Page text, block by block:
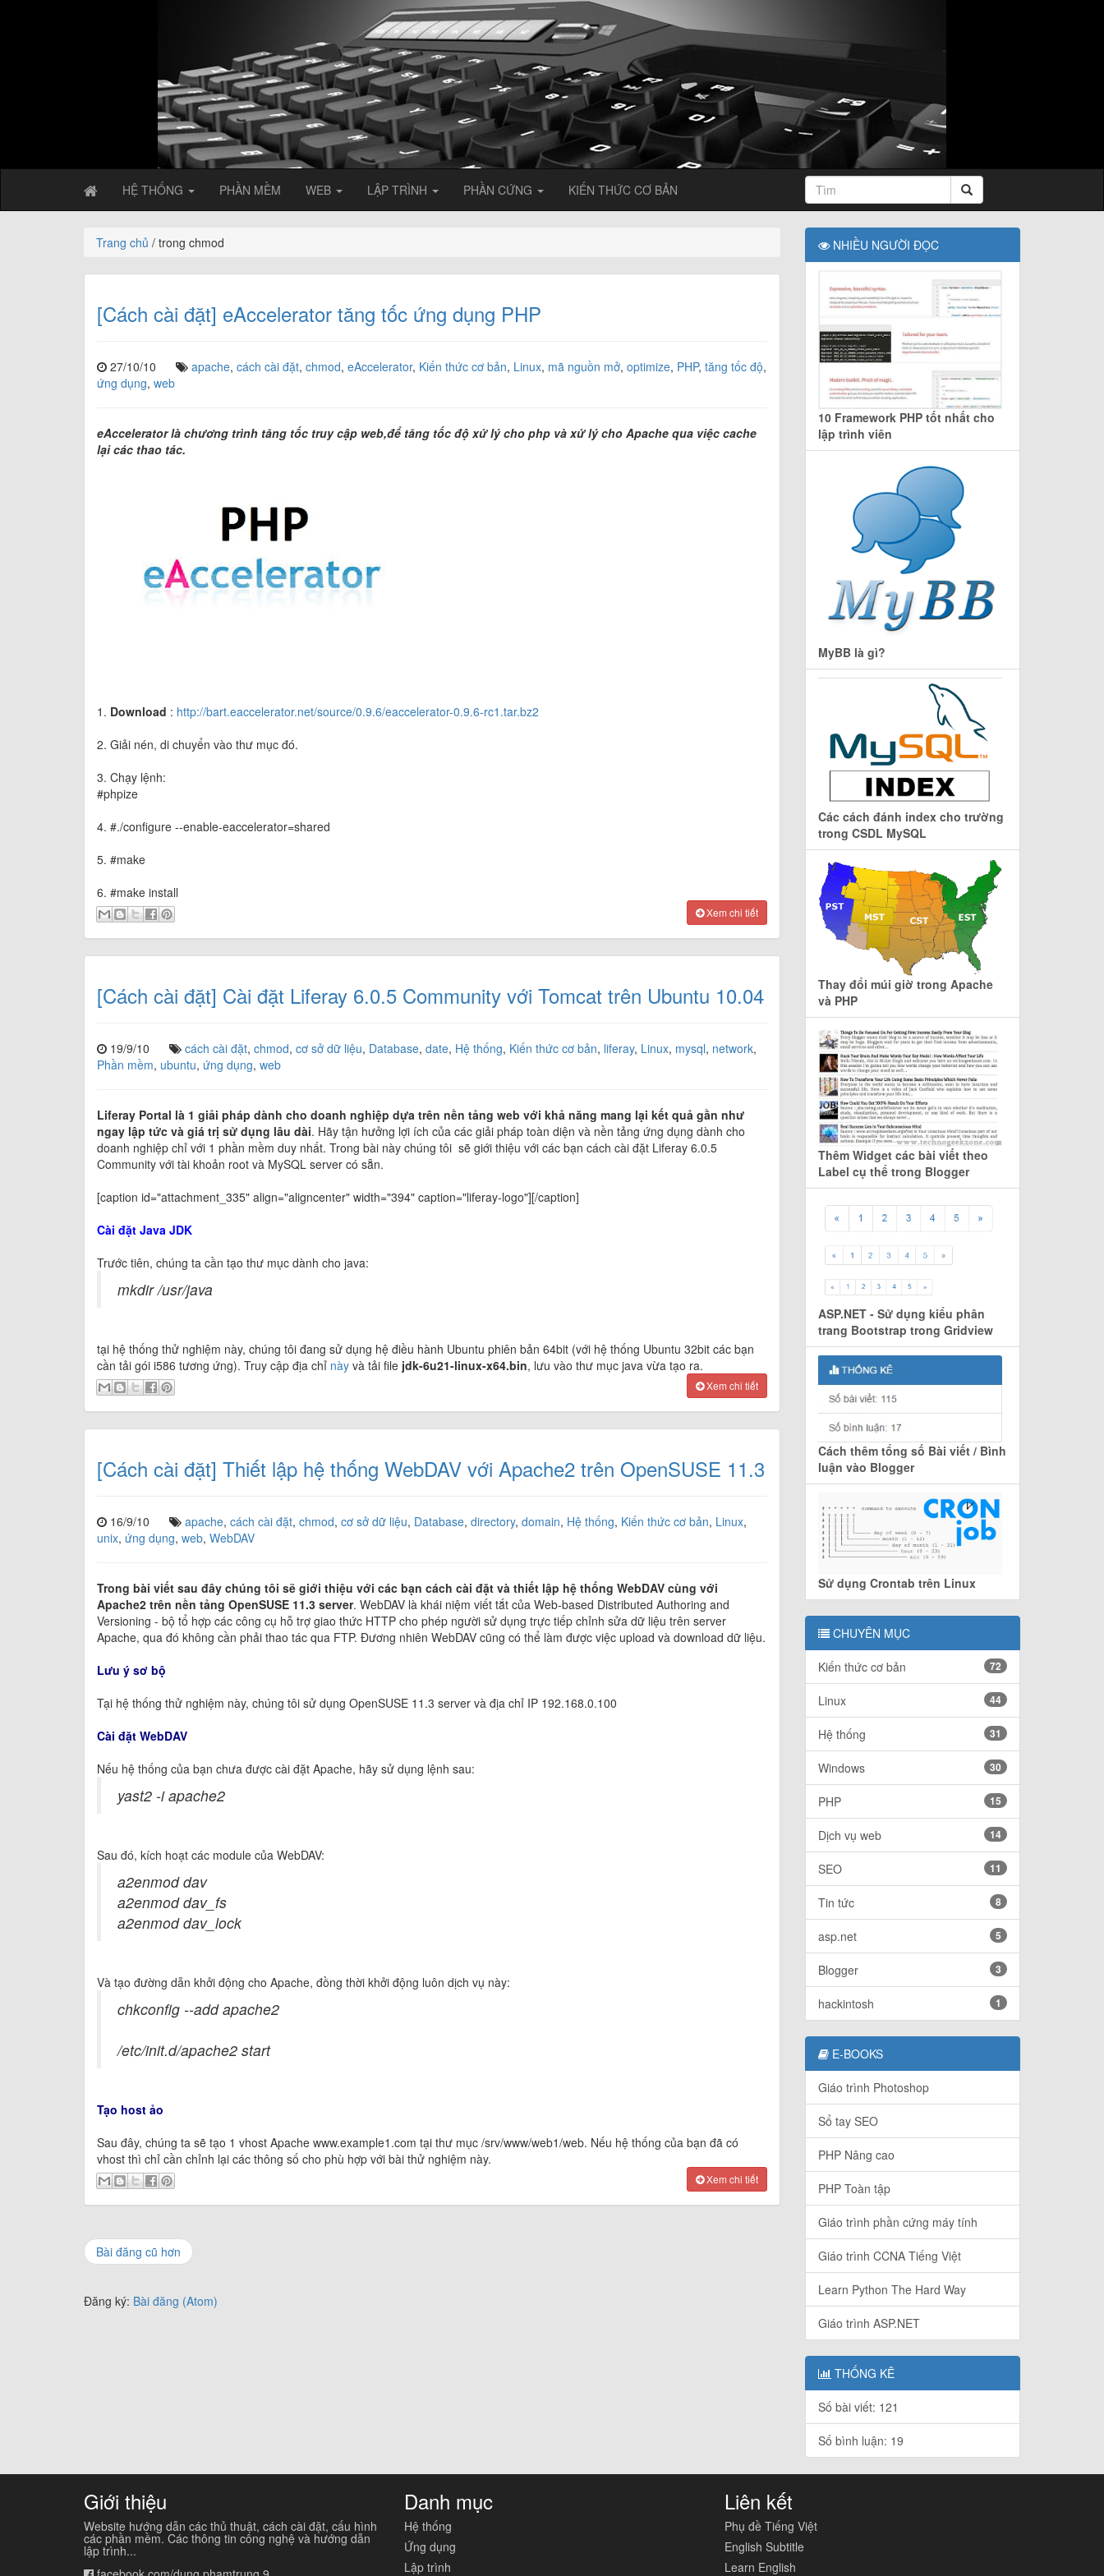
HỆ THỐNG PHẦN MỀM WEB LẬP TRÌNH PHẦN CỨNG KIẾN THỨC CƠ BẢN
Trang chủ / trong chmod
[Cách cài đặt] eAccelerator tăng tốc ứng dụng PHP
27/10/10 apache, cách cài đặt, chmod, eAccelerator, Kiến thức cơ bản, Linux, mã nguồn mở, optimize, PHP, tăng tốc độ,
ứng dụng, web
eAccelerator là chương trình tăng tốc truy cập web,để tăng tốc độ xử lý cho php và xử lý cho Apache qua việc cache
lại các thao tác.
1. Download : http://bart.eaccelerator.net/source/0.9.6/eaccelerator-0.9.6-rc1.tar.bz2
2. Giải nén, di chuyển vào thư mục đó.
3. Chạy lệnh:
#phpize
4. #./configure --enable-eaccelerator=shared
5. #make
6. #make install
Xem chi tiết
[Cách cài đặt] Cài đặt Liferay 6.0.5 Community với Tomcat trên Ubuntu 10.04
19/9/10 cách cài đặt, chmod, cơ sở dữ liệu, Database, date, Hệ thống, Kiến thức cơ bản, liferay, Linux, mysql, network,
Phần mềm, ubuntu, ứng dụng, web
Liferay Portal là 1 giải pháp dành cho doanh nghiệp dựa trên nền tảng web với khả năng mang lại kết quả gần như
ngay lập tức và giá trị sử dụng lâu dài. Hãy tận hưởng lợi ích của các giải pháp toàn diện và nền tảng ứng dụng dành cho
doanh nghiệp chỉ với 1 phần mềm duy nhất. Trong bài này chúng tôi sẽ giới thiệu với các bạn cách cài đặt Liferay 6.0.5
Community với tài khoản root và MySQL server có sẵn.
[caption id="attachment_335" align="aligncenter" width="394" caption="liferay-logo"][/caption]
Cài đặt Java JDK
Trước tiên, chúng ta cần tạo thư mục dành cho java:
mkdir /usr/java
tại hệ thống thử nghiệm này, chúng tôi đang sử dụng hệ điều hành Ubuntu phiên bản 64bit (với hệ thống Ubuntu 32bit các bạn
cần tải gói i586 tương ứng). Truy cập địa chỉ này và tải file jdk-6u21-linux-x64.bin, lưu vào thư mục java vừa tạo ra.
Xem chi tiết
[Cách cài đặt] Thiết lập hệ thống WebDAV với Apache2 trên OpenSUSE 11.3
16/9/10 apache, cách cài đặt, chmod, cơ sở dữ liệu, Database, directory, domain, Hệ thống, Kiến thức cơ bản, Linux,
unix, ứng dụng, web, WebDAV
Trong bài viết sau đây chúng tôi sẽ giới thiệu với các bạn cách cài đặt và thiết lập hệ thống WebDAV cùng với
Apache2 trên nền tảng OpenSUSE 11.3 server. WebDAV là khái niệm viết tắt của Web-based Distributed Authoring and
Versioning - bộ tổ hợp các công cụ hỗ trợ giao thức HTTP cho phép người sử dụng trực tiếp chỉnh sửa dữ liệu trên server
Apache, qua đó không cần phải thao tác qua FTP. Đương nhiên WebDAV cũng có thể làm được việc upload và download dữ liệu.
Lưu ý sơ bộ
Tại hệ thống thử nghiệm này, chúng tôi sử dụng OpenSUSE 11.3 server và địa chỉ IP 192.168.0.100
Cài đặt WebDAV
Nếu hệ thống của bạn chưa được cài đặt Apache, hãy sử dụng lệnh sau:
yast2 -i apache2
Sau đó, kích hoạt các module của WebDAV:
a2enmod dav
a2enmod dav_fs
a2enmod dav_lock
Và tạo đường dẫn khởi động cho Apache, đồng thời khởi động luôn dịch vụ này:
chkconfig --add apache2
/etc/init.d/apache2 start
Tạo host ảo
Sau đây, chúng ta sẽ tạo 1 vhost Apache www.example1.com tại thư mục /srv/www/web1/web. Nếu hệ thống của bạn đã có
vhost thì chỉ cần chỉnh lại các thông số cho phù hợp với bài thử nghiệm này.
Xem chi tiết
Bài đăng cũ hơn
Đăng ký: Bài đăng (Atom)
NHIỀU NGƯỜI ĐỌC
10 Framework PHP tốt nhất cho
lập trình viên
MyBB là gì?
Các cách đánh index cho trường
trong CSDL MySQL
Thay đổi múi giờ trong Apache
và PHP
Thêm Widget các bài viết theo
Label cụ thể trong Blogger
ASP.NET - Sử dụng kiểu phân
trang Bootstrap trong Gridview
Cách thêm tổng số Bài viết / Bình
luận vào Blogger
Sử dụng Crontab trên Linux
CHUYÊN MỤC
Kiến thức cơ bản 72
Linux 44
Hệ thống 31
Windows 30
PHP 15
Dịch vụ web 14
SEO 11
Tin tức 8
asp.net 5
Blogger 3
hackintosh 1
E-BOOKS
Giáo trình Photoshop
Sổ tay SEO
PHP Nâng cao
PHP Toàn tập
Giáo trình phần cứng máy tính
Giáo trình CCNA Tiếng Việt
Learn Python The Hard Way
Giáo trình ASP.NET
THỐNG KÊ
Số bài viết: 121
Số bình luận: 19
Giới thiệu
Website hướng dẫn các thủ thuật, cách cài đặt, cấu hình
các phần mềm. Các thông tin công nghệ và hướng dẫn
lập trình...
Danh mục
Hệ thống
Ứng dụng
Lập trình
Liên kết
Phụ đề Tiếng Việt
English Subtitle
Learn English